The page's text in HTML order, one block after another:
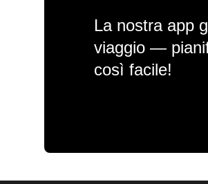
La nostra app
viaggio —
così facile!